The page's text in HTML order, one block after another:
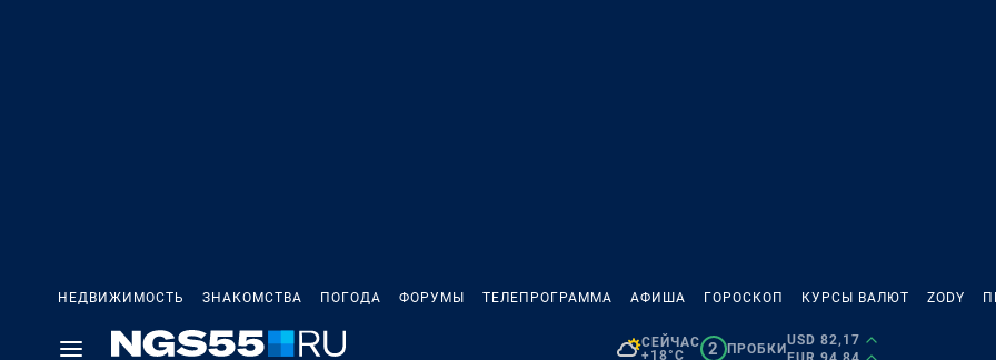
НЕДВИЖИМОСТЬ ЗНАКОМСТВА ПОГОДА ФОРУМЫ ТЕЛЕПРОГРАММА АФИША ГОРОСКОП КУРСЫ ВАЛЮТ ZODY
СЕЙЧАС
+18°C
2 ПРОБКИ
USD 82,17